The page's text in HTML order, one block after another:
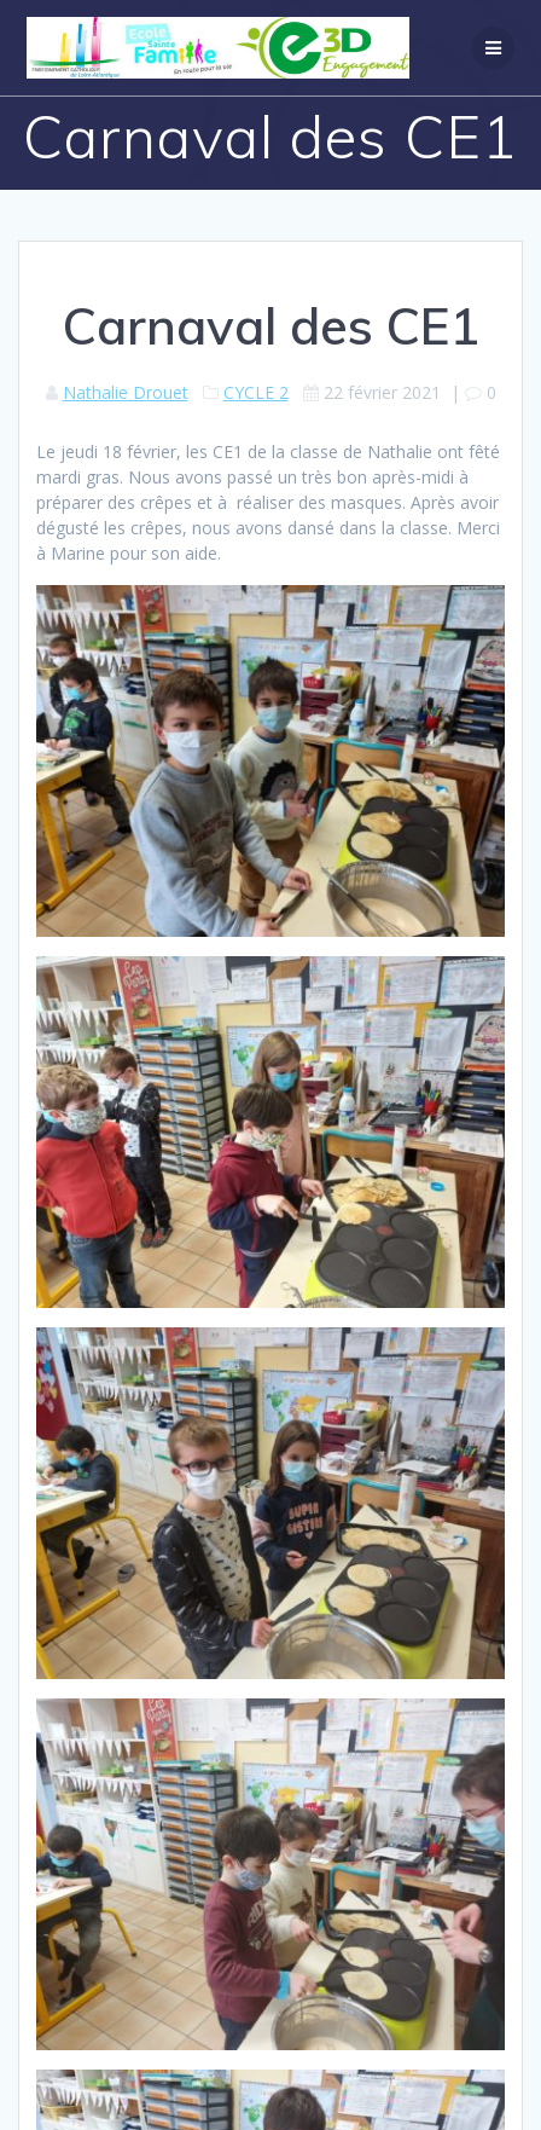
Carnaval des CE1
Carnaval des CE1
Nathalie Drouet CYCLE 2 22 février 2021 | 0
Le jeudi 18 février, les CE1 de la classe de Nathalie ont fêté
mardi gras. Nous avons passé un très bon après-midi à
préparer des crêpes et à réaliser des masques. Après avoir
dégusté les crêpes, nous avons dansé dans la classe. Merci
à Marine pour son aide.